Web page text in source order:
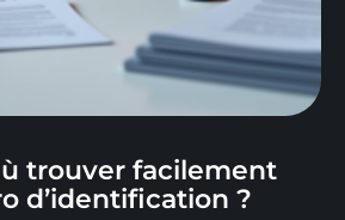
trouver facilement
d’identification ?